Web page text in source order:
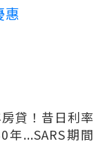
惠
貸！昔日利率
...SARS期間